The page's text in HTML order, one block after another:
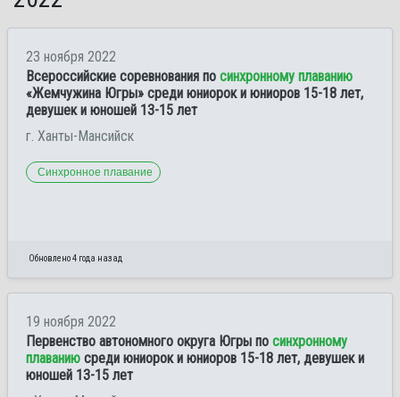
23 ноября 2022
Всероссийские соревнования по синхронному плаванию
«Жемчужина Югры» среди юниорок и юниоров 15-18 лет,
девушек и юношей 13-15 лет
г. Ханты-Мансийск
Синхронное плавание
Обновлено 4 года назад
19 ноября 2022
Первенство автономного округа Югры по синхронному
плаванию среди юниорок и юниоров 15-18 лет, девушек и
юношей 13-15 лет